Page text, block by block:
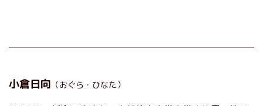
小倉日向 （おぐら・ひなた）